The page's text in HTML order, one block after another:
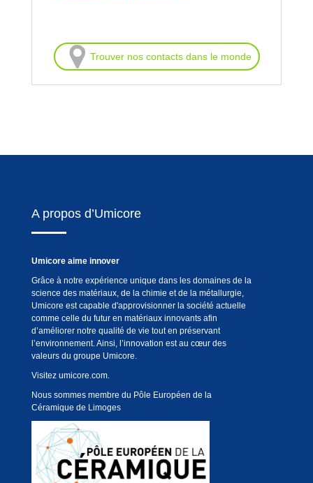
Trouver nos contacts dans le monde
A propos d’Umicore
Umicore aime innover
Grâce à notre expérience unique dans les domaines de la
science des matériaux, de la chimie et de la métallurgie,
Umicore est capable d'approvisionner la société actuelle
comme celle du futur en matériaux innovants afin
d’améliorer notre qualité de vie tout en préservant
l’environnement. Ainsi, l’innovation est au cœur des
valeurs du groupe Umicore.
Visitez umicore.com.
Nous sommes membre du Pôle Européen de la
Céramique de Limoges